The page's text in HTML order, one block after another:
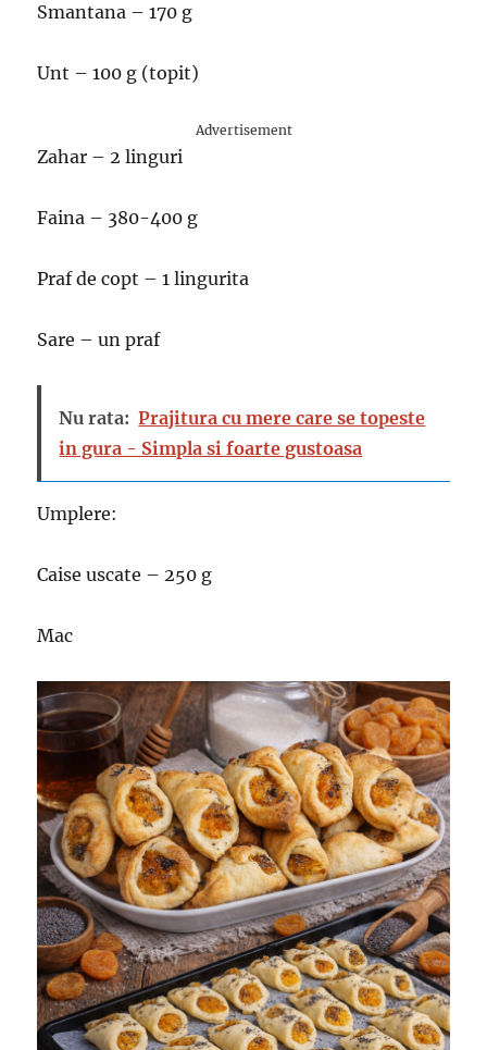
Smantana – 170 g
Unt – 100 g (topit)
Advertisement
Zahar – 2 linguri
Faina – 380-400 g
Praf de copt – 1 lingurita
Sare – un praf
Nu rata: Prajitura cu mere care se topeste
in gura - Simpla si foarte gustoasa
Umplere:
Caise uscate – 250 g
Mac